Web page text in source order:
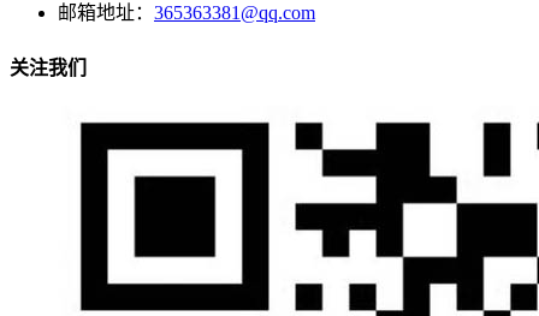
邮箱地址： 365363381@qq.com
关注我们